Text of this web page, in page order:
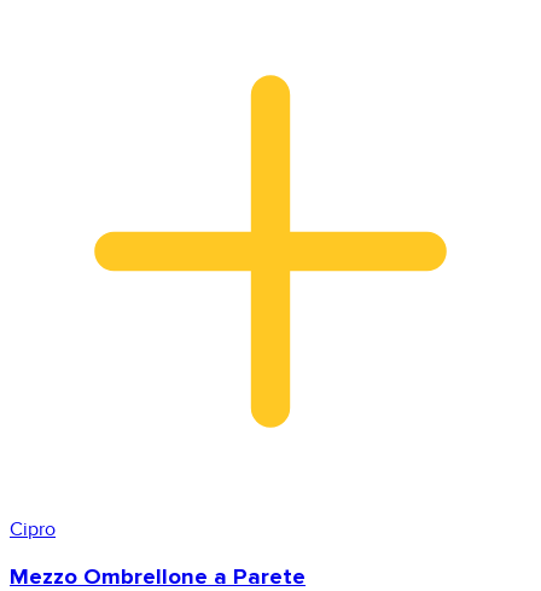
Cipro
Mezzo Ombrellone a Parete